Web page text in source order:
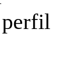
perfil